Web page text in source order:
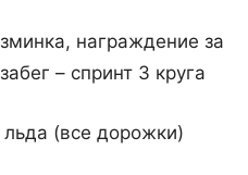
награждение за
– спринт 3 круга
(все дорожки)